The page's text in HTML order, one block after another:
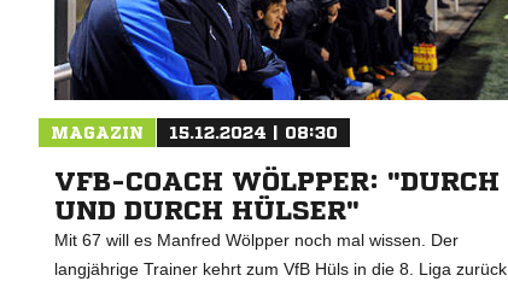
MAGAZIN 15.12.2024 | 08:30
VFB-COACH WÖLPPER: "DURCH
UND DURCH HÜLSER"
Mit 67 will es Manfred Wölpper noch mal wissen. Der
langjährige Trainer kehrt zum VfB Hüls in die 8. Liga zurück